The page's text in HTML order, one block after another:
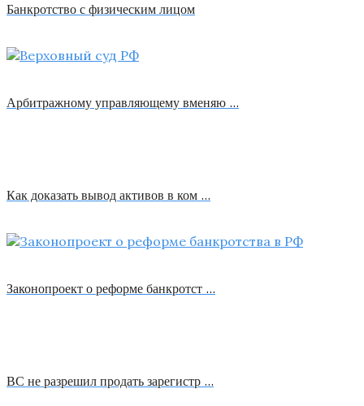
Банкротство с физическим лицом
Арбитражному управляющему вменяю …
Как доказать вывод активов в ком …
Законопроект о реформе банкротст …
ВС не разрешил продать зарегистр …